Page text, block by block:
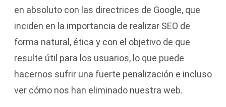
en absoluto con las directrices de Google, que
inciden en la importancia de realizar SEO de
forma natural, ética y con el objetivo de que
resulte útil para los usuarios, lo que puede
hacernos sufrir una fuerte penalización e incluso
ver cómo nos han eliminado nuestra web.